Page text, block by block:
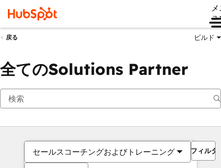
ュ
戻る ビルド
全てのSolutions Partner
セールスコーチングおよびトレーニング フィルタ